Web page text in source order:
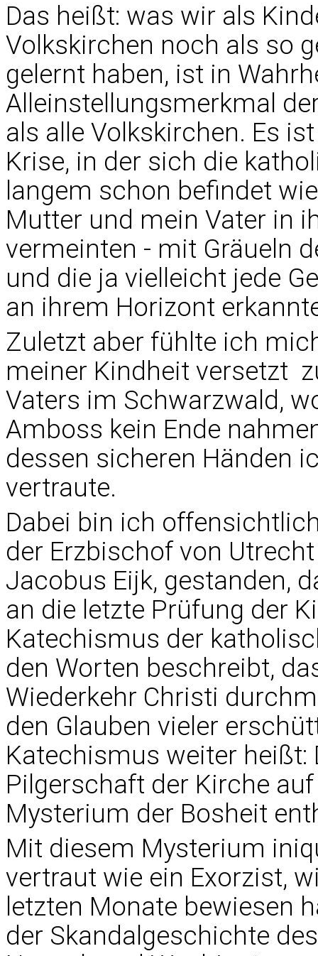
Das heißt: was wir als
Volkskirchen noch als so
gelernt haben, ist in
Alleinstellungsmerkmal
als alle Volkskirchen. Es
Krise, in der sich die
langem schon befindet
Mutter und mein Vater in
vermeinten - mit Gräueln
und die ja vielleicht jede
an ihrem Horizont
Zuletzt aber fühlte ich
meiner Kindheit versetzt 
Vaters im Schwarzwald,
Amboss kein Ende
dessen sicheren Händen
vertraute.
Dabei bin ich
der Erzbischof von
Jacobus Eijk, gestanden,
an die letzte Prüfung der
Katechismus der
den Worten beschreibt,
Wiederkehr Christi
den Glauben vieler
Katechismus weiter heißt:
Pilgerschaft der Kirche
Mysterium der Bosheit
Mit diesem Mysterium
vertraut wie ein Exorzist,
letzten Monate bewiesen
der Skandalgeschichte